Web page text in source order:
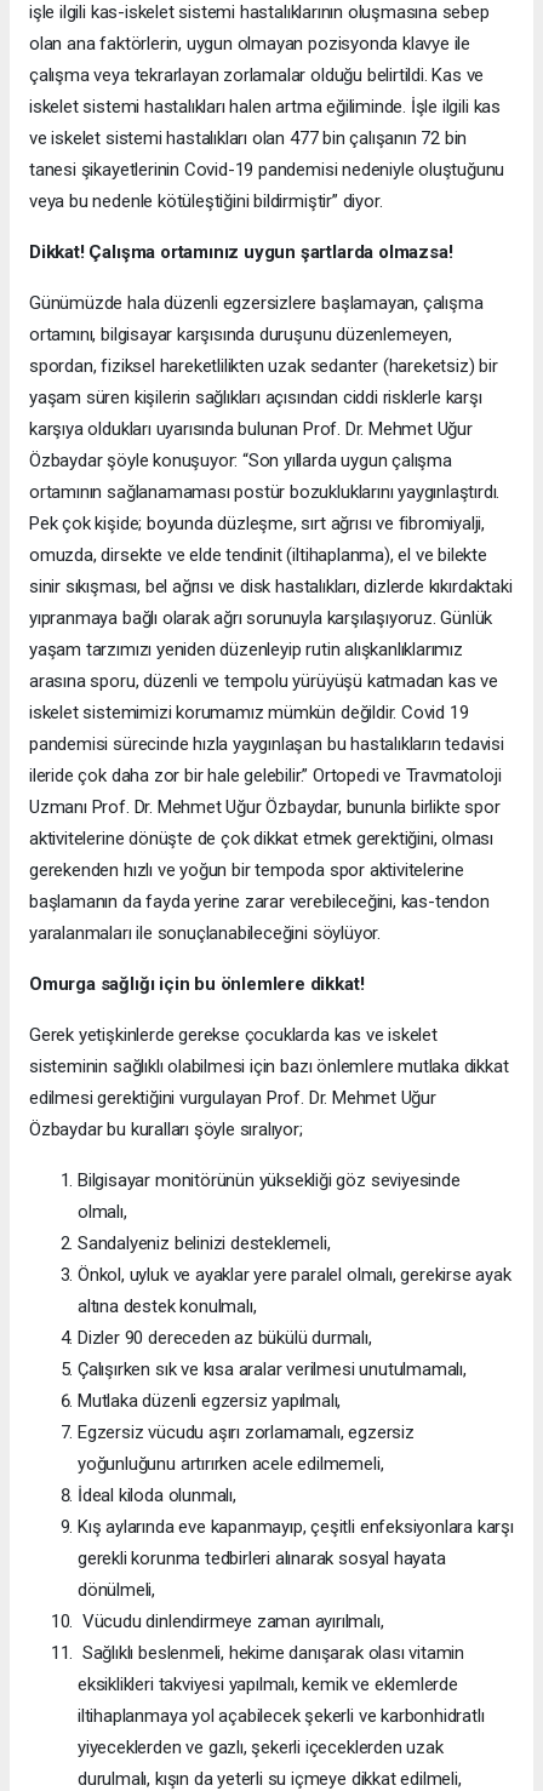
işle ilgili kas-iskelet sistemi hastalıklarının oluşmasına sebep
olan ana faktörlerin, uygun olmayan pozisyonda klavye ile
çalışma veya tekrarlayan zorlamalar olduğu belirtildi. Kas ve
iskelet sistemi hastalıkları halen artma eğiliminde. İşle ilgili kas
ve iskelet sistemi hastalıkları olan 477 bin çalışanın 72 bin
tanesi şikayetlerinin Covid-19 pandemisi nedeniyle oluştuğunu
veya bu nedenle kötüleştiğini bildirmiştir” diyor.
Dikkat! Çalışma ortamınız uygun şartlarda olmazsa!
Günümüzde hala düzenli egzersizlere başlamayan, çalışma
ortamını, bilgisayar karşısında duruşunu düzenlemeyen,
spordan, fiziksel hareketlilikten uzak sedanter (hareketsiz) bir
yaşam süren kişilerin sağlıkları açısından ciddi risklerle karşı
karşıya oldukları uyarısında bulunan Prof. Dr. Mehmet Uğur
Özbaydar şöyle konuşuyor: “Son yıllarda uygun çalışma
ortamının sağlanamaması postür bozukluklarını yaygınlaştırdı.
Pek çok kişide; boyunda düzleşme, sırt ağrısı ve fibromiyalji,
omuzda, dirsekte ve elde tendinit (iltihaplanma), el ve bilekte
sinir sıkışması, bel ağrısı ve disk hastalıkları, dizlerde kıkırdaktaki
yıpranmaya bağlı olarak ağrı sorunuyla karşılaşıyoruz. Günlük
yaşam tarzımızı yeniden düzenleyip rutin alışkanlıklarımız
arasına sporu, düzenli ve tempolu yürüyüşü katmadan kas ve
iskelet sistemimizi korumamız mümkün değildir. Covid 19
pandemisi sürecinde hızla yaygınlaşan bu hastalıkların tedavisi
ileride çok daha zor bir hale gelebilir.” Ortopedi ve Travmatoloji
Uzmanı Prof. Dr. Mehmet Uğur Özbaydar, bununla birlikte spor
aktivitelerine dönüşte de çok dikkat etmek gerektiğini, olması
gerekenden hızlı ve yoğun bir tempoda spor aktivitelerine
başlamanın da fayda yerine zarar verebileceğini, kas-tendon
yaralanmaları ile sonuçlanabileceğini söylüyor.
Omurga sağlığı için bu önlemlere dikkat!
Gerek yetişkinlerde gerekse çocuklarda kas ve iskelet
sisteminin sağlıklı olabilmesi için bazı önlemlere mutlaka dikkat
edilmesi gerektiğini vurgulayan Prof. Dr. Mehmet Uğur
Özbaydar bu kuralları şöyle sıralıyor;
Bilgisayar monitörünün yüksekliği göz seviyesinde
olmalı,
Sandalyeniz belinizi desteklemeli,
Önkol, uyluk ve ayaklar yere paralel olmalı, gerekirse ayak
altına destek konulmalı,
Dizler 90 dereceden az bükülü durmalı,
Çalışırken sık ve kısa aralar verilmesi unutulmamalı,
Mutlaka düzenli egzersiz yapılmalı,
Egzersiz vücudu aşırı zorlamamalı, egzersiz
yoğunluğunu artırırken acele edilmemeli,
İdeal kiloda olunmalı,
Kış aylarında eve kapanmayıp, çeşitli enfeksiyonlara karşı
gerekli korunma tedbirleri alınarak sosyal hayata
dönülmeli,
Vücudu dinlendirmeye zaman ayırılmalı,
Sağlıklı beslenmeli, hekime danışarak olası vitamin
eksiklikleri takviyesi yapılmalı, kemik ve eklemlerde
iltihaplanmaya yol açabilecek şekerli ve karbonhidratlı
yiyeceklerden ve gazlı, şekerli içeceklerden uzak
durulmalı, kışın da yeterli su içmeye dikkat edilmeli,